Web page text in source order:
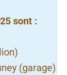
sont :
(garage)